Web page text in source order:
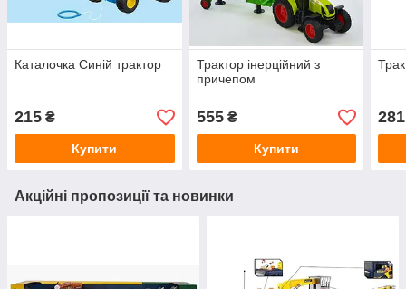
Каталочка Синій трактор
215 ₴
Купити
Трактор інерційний з
причепом
555₴
Купити
281
Акційні пропозиції та новинки